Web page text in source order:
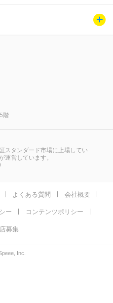
階
スタンダード市場に上場してい
運営しています。
よくある質問 会社概要
ー コンテンツポリシー
募集
Inc.